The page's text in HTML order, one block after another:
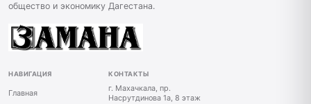
общество и экономику Дагестана.
НАВИГАЦИЯ
Главная
КОНТАКТЫ
г. Махачкала, пр.
Насрутдинова 1а, 8 этаж